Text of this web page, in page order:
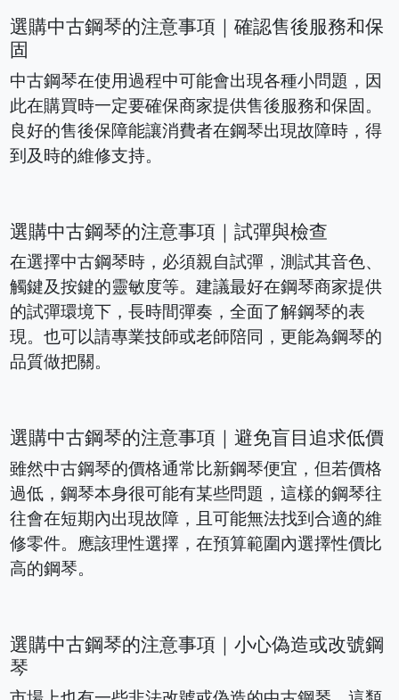
選購中古鋼琴的注意事項｜確認售後服務和保
固
中古鋼琴在使用過程中可能會出現各種小問題，因
此在購買時一定要確保商家提供售後服務和保固。
良好的售後保障能讓消費者在鋼琴出現故障時，得
到及時的維修支持。
選購中古鋼琴的注意事項｜試彈與檢查
在選擇中古鋼琴時，必須親自試彈，測試其音色、
觸鍵及按鍵的靈敏度等。建議最好在鋼琴商家提供
的試彈環境下，長時間彈奏，全面了解鋼琴的表
現。也可以請專業技師或老師陪同，更能為鋼琴的
品質做把關。
選購中古鋼琴的注意事項｜避免盲目追求低價
雖然中古鋼琴的價格通常比新鋼琴便宜，但若價格
過低，鋼琴本身很可能有某些問題，這樣的鋼琴往
往會在短期內出現故障，且可能無法找到合適的維
修零件。應該理性選擇，在預算範圍內選擇性價比
高的鋼琴。
選購中古鋼琴的注意事項｜小心偽造或改號鋼
琴